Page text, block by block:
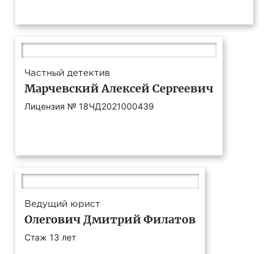
Частный детектив
Марчевский Алексей Сергеевич
Лицензия № 18ЧД2021000439
Ведущий юрист
Олегович Дмитрий Филатов
Стаж 13 лет